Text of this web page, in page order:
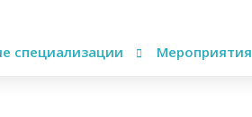
специализации Мероприятия